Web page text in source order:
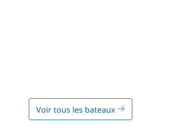
Voir tous les bateaux